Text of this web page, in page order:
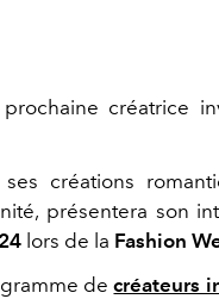
créatrice
créations
présentera son
lors de la Fashion
decréateurs